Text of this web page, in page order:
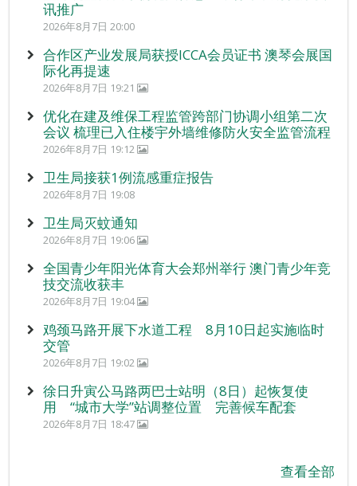
讯推广
2026年8月7日 20:00
合作区产业发展局获授ICCA会员证书 澳琴会展国
际化再提速
2026年8月7日 19:21
优化在建及维保工程监管跨部门协调小组第二次
会议 梳理已入住楼宇外墙维修防火安全监管流程
2026年8月7日 19:12
卫生局接获1例流感重症报告
2026年8月7日 19:08
卫生局灭蚊通知
2026年8月7日 19:06
全国青少年阳光体育大会郑州举行 澳门青少年竞
技交流收获丰
2026年8月7日 19:04
鸡颈马路开展下水道工程 8月10日起实施临时
交管
2026年8月7日 19:02
徐日升寅公马路两巴士站明（8日）起恢复使
用 “城市大学”站调整位置 完善候车配套
2026年8月7日 18:47
查看全部